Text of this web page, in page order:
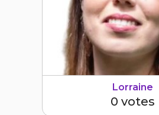
Lorraine
0 votes